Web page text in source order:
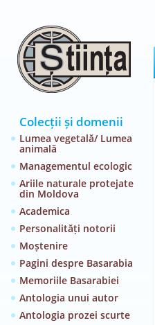
Colecții și domenii
Lumea vegetală/ Lumea
animală
Managementul ecologic
Ariile naturale protejate
din Moldova
Academica
Personalități notorii
Moștenire
Pagini despre Basarabia
Memoriile Basarabiei
Antologia unui autor
Antologia prozei scurte